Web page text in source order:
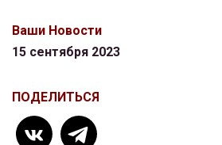
Ваши Новости
15 сентября 2023
ПОДЕЛИТЬСЯ